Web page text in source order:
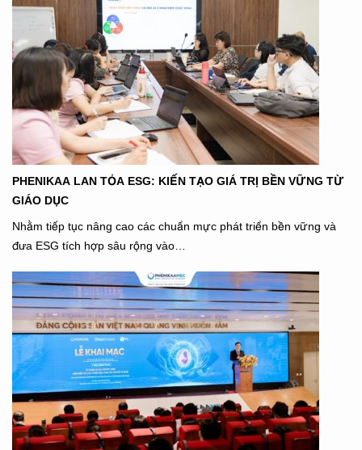
PHENIKAA LAN TỎA ESG: KIẾN TẠO GIÁ TRỊ BỀN VỮNG TỪ
GIÁO DỤC
Nhằm tiếp tục nâng cao các chuẩn mực phát triển bền vững và
đưa ESG tích hợp sâu rộng vào…